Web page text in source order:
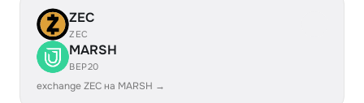
ZEC
ZEC
MARSH
BEP20
exchange ZEC на MARSH →